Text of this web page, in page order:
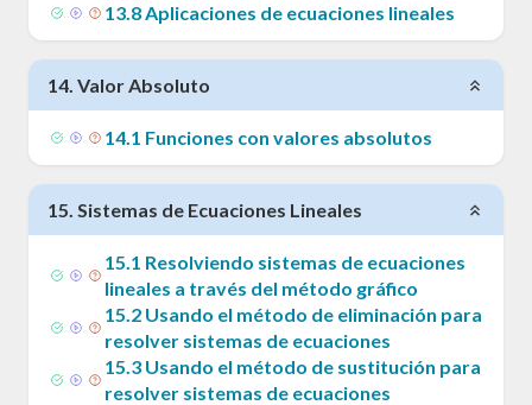
13.8Aplicaciones de ecuaciones lineales
14. Valor Absoluto
14.1 Funciones con valores absolutos
15. Sistemas de Ecuaciones Lineales
15.1 Resolviendo sistemas de ecuaciones
lineales a través del método gráfico
15.2 Usando el método de eliminación para
resolver sistemas de ecuaciones
15.3 Usando el método de sustitución para
resolver sistemas de ecuaciones